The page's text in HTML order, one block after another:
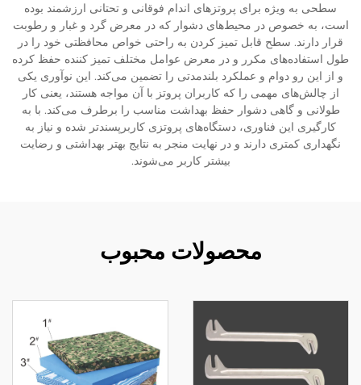
سطحی به ویژه برای پروتزهای اندام فوقانی و تحتانی ارزشمند بوده
است، به خصوص در محیط‌های دشوار که در معرض گرد و غبار و رطوبت
قرار دارند. سطح قابل تمیز کردن به راحتی خواص محافظتی خود را در
طول استفاده‌های مکرر و در معرض عوامل مختلف تمیز کننده حفظ کرده
و از این رو دوام و عملکرد بلندمدتی را تضمین می‌کند. این نوآوری یکی
از چالش‌های مهمی را که کاربران پروتز با آن مواجه هستند، یعنی کار
طولانی و گاهی دشوار حفظ بهداشت مناسب را برطرف می‌کند. با به
کارگیری این فناوری، دستگاه‌های پروتزی کاربرپسندتر شده و نیاز به
نگهداری کمتری دارند و در نهایت منجر به نتایج بهتر بهداشتی و رضایت
بیشتر کاربر می‌شوند.
محصولات محبوب